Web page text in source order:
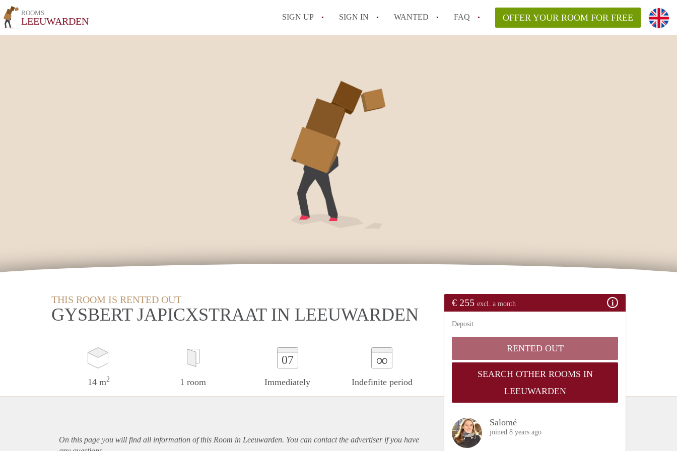
ROOMS
LEEUWARDEN SIGN UP SIGN IN WANTED FAQ OFFER YOUR ROOM FOR FREE
THIS ROOM IS RENTED OUT
GYSBERT JAPICXSTRAAT IN LEEUWARDEN
14 m2 1 room
07
Immediately
∞
Indefinite period
€ 255 excl. a month
Deposit
RENTED OUT
SEARCH OTHER ROOMS IN
LEEUWARDEN
Salomé
joined 8 years ago
On this page you will find all information of this Room in Leeuwarden. You can contact the advertiser if you have